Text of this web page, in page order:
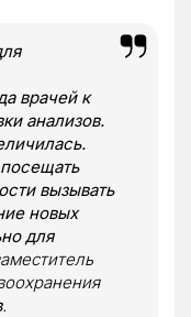
врачей к
анализов.
вызывать
новых
для
.